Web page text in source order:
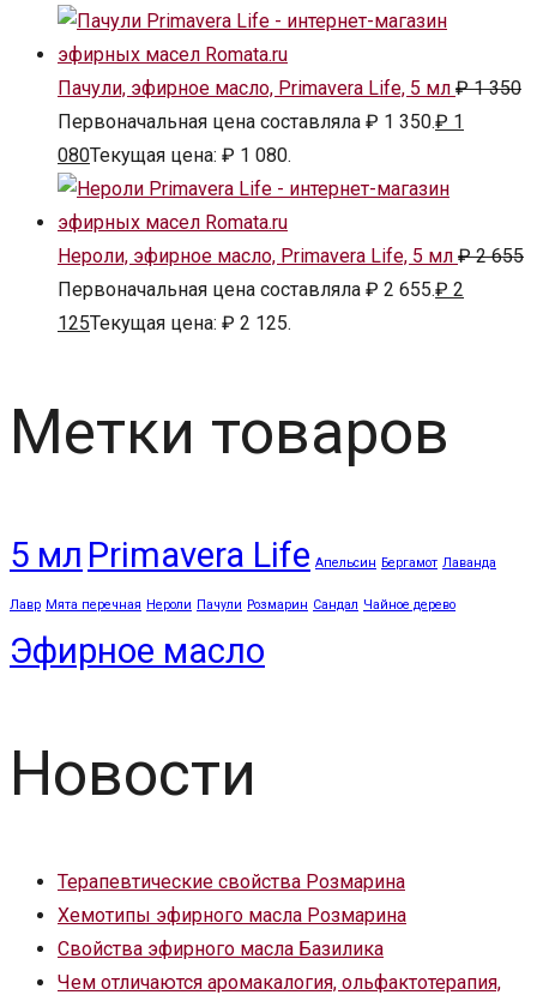
Пачули, эфирное масло, Primavera Life, 5 мл ₽1 350
Первоначальная цена составляла ₽ 1 350.₽ 1
080Текущая цена: ₽ 1 080.
Нероли, эфирное масло, Primavera Life, 5 мл ₽2 655
Первоначальная цена составляла ₽ 2 655.₽ 2
125Текущая цена: ₽ 2 125.
Метки товаров
5 мл Primavera Life Апельсин Бергамот Лаванда
Лавр Мята перечная Нероли Пачули Розмарин Сандал Чайное дерево
Эфирное масло
Новости
Терапевтические свойства Розмарина
Хемотипы эфирного масла Розмарина
Свойства эфирного масла Базилика
Чем отличаются аромакалогия, ольфактотерапия,